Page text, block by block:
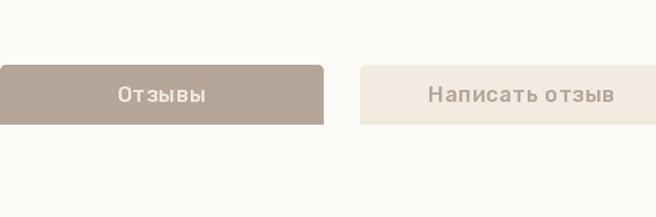
температуре +15 С...+20 C, относительной влажности
Отзывы Написать отзыв